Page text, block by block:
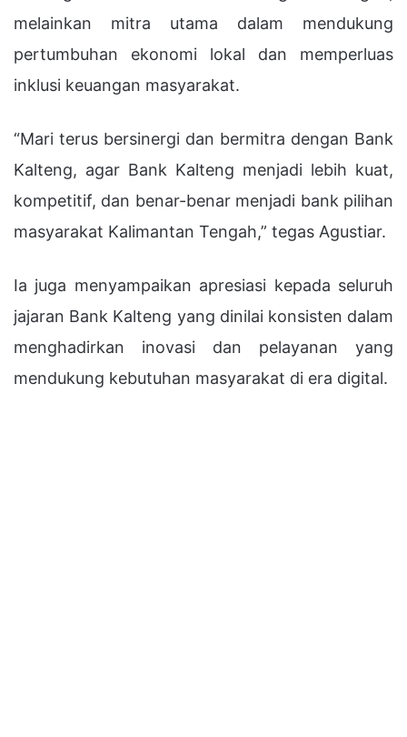
melainkan mitra utama dalam mendukung
pertumbuhan ekonomi lokal dan memperluas
inklusi keuangan masyarakat.
“Mari terus bersinergi dan bermitra dengan Bank
Kalteng, agar Bank Kalteng menjadi lebih kuat,
kompetitif, dan benar-benar menjadi bank pilihan
masyarakat Kalimantan Tengah,” tegas Agustiar.
Ia juga menyampaikan apresiasi kepada seluruh
jajaran Bank Kalteng yang dinilai konsisten dalam
menghadirkan inovasi dan pelayanan yang
mendukung kebutuhan masyarakat di era digital.